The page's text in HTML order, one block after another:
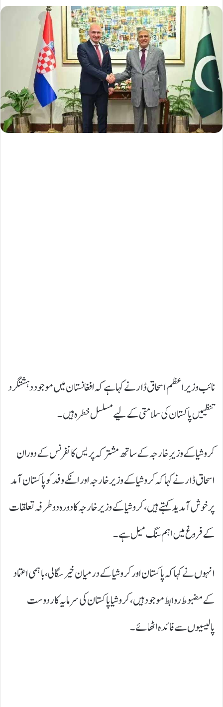
نائب وزیر اعظم اسحاق ڈار نے کہا ہے کہ افغانستان میں موجود دہشتگرد
تنظیمیں پاکستان کی سلامتی کے لیے مسلسل خطرہ ہیں۔
کروشیا کے وزیرِ خارجہ کے ساتھ مشترکہ پریس کانفرنس کے دوران
اسحاق ڈار نے کہا کہ کروشیاکےوزیرخارجہ اور انکے وفد کو پاکستان آمد
پر خوش آمدید کہتے ہیں، کروشیا کےوزیر خارجہ کا دورہ دوطرفہ تعلقات
کے فروغ میں اہم سنگ میل ہے۔
انہوں نے کہا کہ پاکستان اور کروشیا کے درمیان خیرسگالی، باہمی اعتماد
کے مضبوط روابط موجود ہیں، کروشیا پاکستان کی سرمایہ کار دوست
پالیسیوں سے فائدہ اٹھائے۔